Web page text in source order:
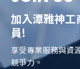
加入潭雅神
員!
享受專業服務與資
競爭力。